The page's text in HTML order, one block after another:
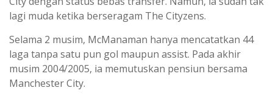
lagi muda ketika berseragam The Cityzens.
Selama 2 musim, McManaman hanya mencatatkan 44
laga tanpa satu pun gol maupun assist. Pada akhir
musim 2004/2005, ia memutuskan pensiun bersama
Manchester City.